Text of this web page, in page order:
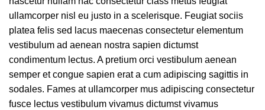
ullamcorper nisl eu justo in a scelerisque. Feugiat sociis
platea felis sed lacus maecenas consectetur elementum
vestibulum ad aenean nostra sapien dictumst
condimentum lectus. A pretium orci vestibulum aenean
semper et congue sapien erat a cum adipiscing sagittis in
sodales. Fames at ullamcorper mus adipiscing consectetur
fusce lectus vestibulum vivamus dictumst vivamus